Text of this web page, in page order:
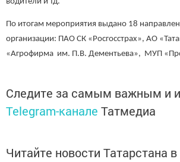
По итогам мероприятия выдано 18
организации: ПАО СК «Росгосстрах», АО
«Агрофирма им. П.В. Дементьева», МУП
Следите за самым важным и
Telegram-канале Татмедиа
Читайте новости Татарстана в